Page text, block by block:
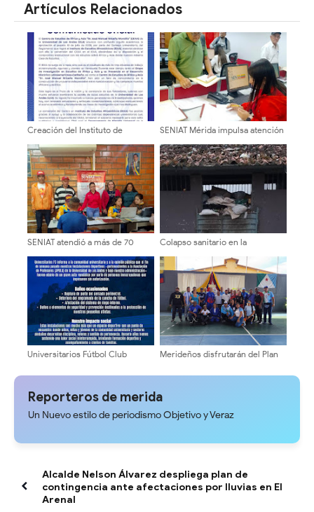
Artículos Relacionados
Creación del Instituto de
la Universidad de Los Andes
(ULA)
SENIAT Mérida impulsa atención
contribuyente
SENIAT atendió a más de 70
RIF y orientación tributaria en
Pueblo Llano
Colapso sanitario en la
Domingo por acumulación de
desechos
Universitarios Fútbol Club
instalaciones deportivas
Merideños disfrutarán del Plan
Reporteros de merida
Un Nuevo estilo de periodismo Objetivo y Veraz
Alcalde Nelson Álvarez despliega plan de
contingencia ante afectaciones por lluvias en El
Arenal